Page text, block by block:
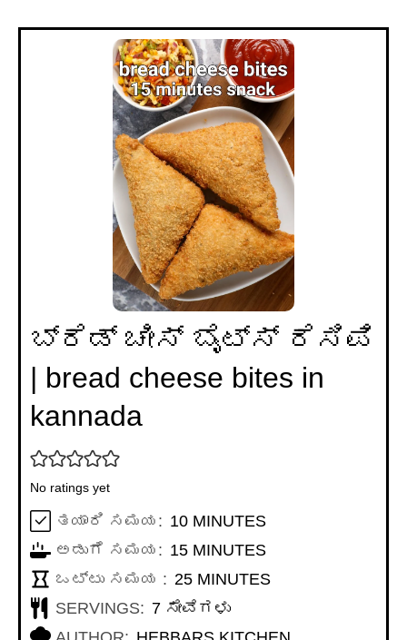
ಬ್ರೆಡ್ ಚೀಸ್ ಬೈಟ್ಸ್ ರೆಸಿಪಿ
| bread cheese bites in
kannada
No ratings yet
ತಯಾರಿ ಸಮಯ: 10MINUTES
MINUTES
ಅಡುಗೆ ಸಮಯ: 15MINUTES
MINUTES
ಒಟ್ಟು ಸಮಯ : 25MINUTES
MINUTES
SERVINGS: 7 ಸೇವೆಗಳು